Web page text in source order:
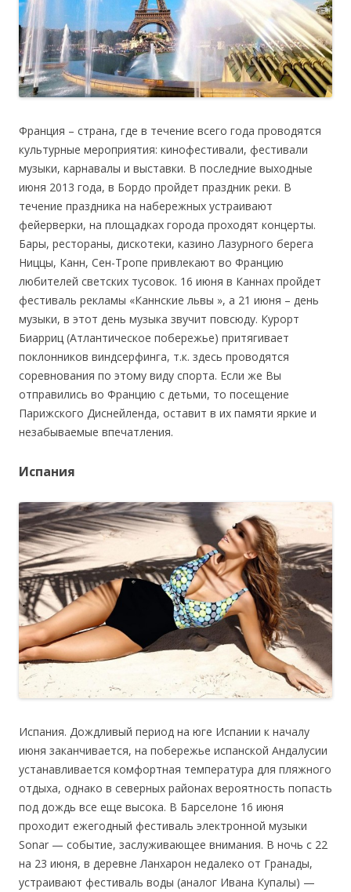
Франция – страна, где в течение всего года проводятся
культурные мероприятия: кинофестивали, фестивали
музыки, карнавалы и выставки. В последние выходные
июня 2013 года, в Бордо пройдет праздник реки. В
течение праздника на набережных устраивают
фейерверки, на площадках города проходят концерты.
Бары, рестораны, дискотеки, казино Лазурного берега
Ниццы, Канн, Сен-Тропе привлекают во Францию
любителей светских тусовок. 16 июня в Каннах пройдет
фестиваль рекламы «Каннские львы », а 21 июня – день
музыки, в этот день музыка звучит повсюду. Курорт
Биарриц (Атлантическое побережье) притягивает
поклонников виндсерфинга, т.к. здесь проводятся
соревнования по этому виду спорта. Если же Вы
отправились во Францию с детьми, то посещение
Парижского Диснейленда, оставит в их памяти яркие и
незабываемые впечатления.
Испания
Испания. Дождливый период на юге Испании к началу
июня заканчивается, на побережье испанской Андалусии
устанавливается комфортная температура для пляжного
отдыха, однако в северных районах вероятность попасть
под дождь все еще высока. В Барселоне 16 июня
проходит ежегодный фестиваль электронной музыки
Sonar — событие, заслуживающее внимания. В ночь с 22
на 23 июня, в деревне Ланхарон недалеко от Гранады,
устраивают фестиваль воды (аналог Ивана Купалы) —